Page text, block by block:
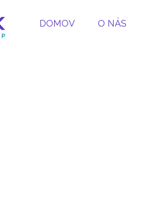
DOMOV O NÁS